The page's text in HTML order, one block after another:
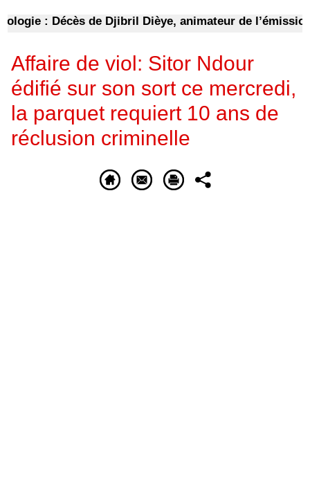
: Décès de Djibril Dièye, animateur de l’émission «
Affaire de viol: Sitor Ndour
édifié sur son sort ce mercredi,
la parquet requiert 10 ans de
réclusion criminelle